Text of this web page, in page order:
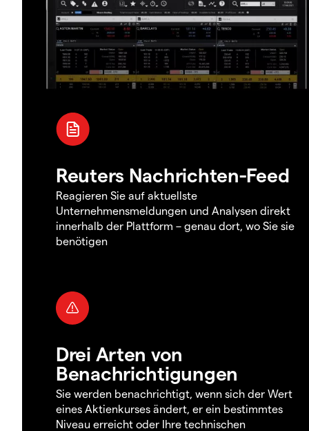
Reuters Nachrichten-Feed
Reagieren Sie auf aktuellste
Unternehmensmeldungen und Analysen direkt
innerhalb der Plattform – genau dort, wo Sie sie
benötigen
Drei Arten von
Benachrichtigungen
Sie werden benachrichtigt, wenn sich der Wert
eines Aktienkurses ändert, er ein bestimmtes
Niveau erreicht oder Ihre technischen